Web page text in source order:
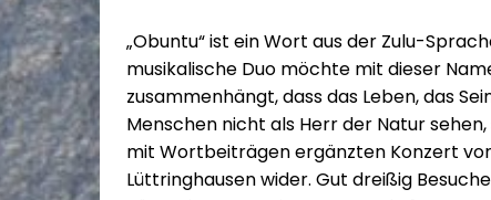
„Obuntu“ ist ein Wort aus der Zulu-
musikalische Duo möchte mit dieser
zusammenhängt, dass das Leben, das
Menschen nicht als Herr der Natur
mit Wortbeiträgen ergänzten Konzert
Lüttringhausen wider. Gut dreißig